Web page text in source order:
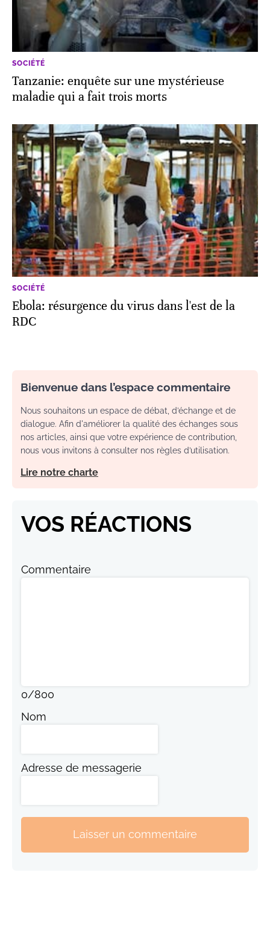
SOCIÉTÉ
Tanzanie: enquête sur une mystérieuse
maladie qui a fait trois morts
SOCIÉTÉ
Ebola: résurgence du virus dans l'est de la
RDC
Bienvenue dans l’espace commentaire
Nous souhaitons un espace de débat, d’échange et de
dialogue. Afin d'améliorer la qualité des échanges sous
nos articles, ainsi que votre expérience de contribution,
nous vous invitons à consulter nos règles d’utilisation.
Lire notre charte
VOS RÉACTIONS
Commentaire
0/800
Nom
Adresse de messagerie
Laisser un commentaire